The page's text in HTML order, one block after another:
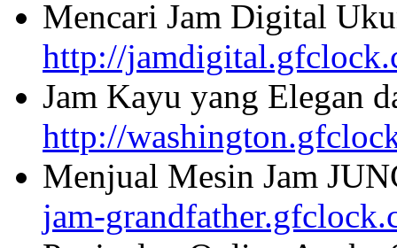
Mencari Jam Digital
http://
Jam Kayu yang Elegan
http://
Menjual Mesin Jam
jam-